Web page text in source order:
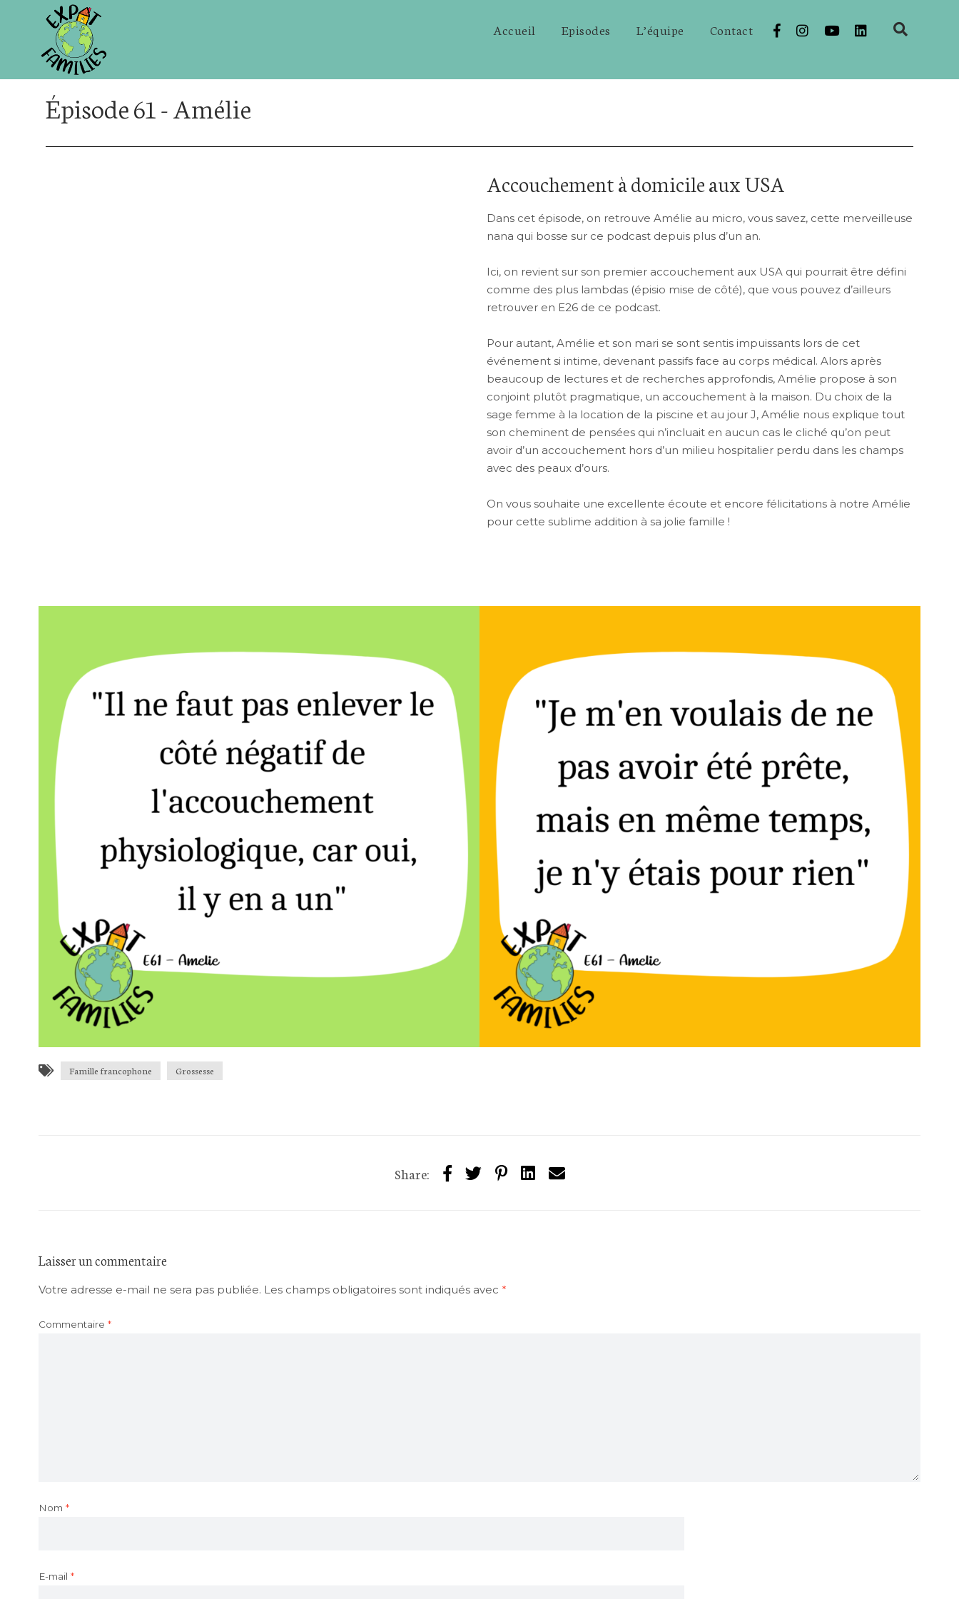
Accueil Episodes L’équipe Contact
Épisode 61 - Amélie
Accouchement à domicile aux USA
Dans cet épisode, on retrouve Amélie au micro, vous savez, cette merveilleuse
nana qui bosse sur ce podcast depuis plus d’un an.
Ici, on revient sur son premier accouchement aux USA qui pourrait être défini
comme des plus lambdas (épisio mise de côté), que vous pouvez d’ailleurs
retrouver en E26 de ce podcast.
Pour autant, Amélie et son mari se sont sentis impuissants lors de cet
événement si intime, devenant passifs face au corps médical. Alors après
beaucoup de lectures et de recherches approfondis, Amélie propose à son
conjoint plutôt pragmatique, un accouchement à la maison. Du choix de la
sage femme à la location de la piscine et au jour J, Amélie nous explique tout
son cheminent de pensées qui n’incluait en aucun cas le cliché qu’on peut
avoir d’un accouchement hors d’un milieu hospitalier perdu dans les champs
avec des peaux d’ours.
On vous souhaite une excellente écoute et encore félicitations à notre Amélie
pour cette sublime addition à sa jolie famille !
Famille francophone Grossesse
Share:
Laisser un commentaire
Votre adresse e-mail ne sera pas publiée. Les champs obligatoires sont indiqués avec *
Commentaire *
Nom *
E-mail *